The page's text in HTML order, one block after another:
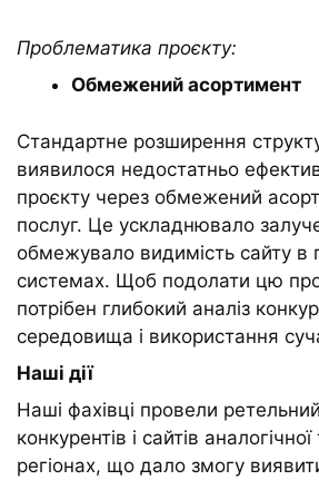
Проблематика проєкту:
Обмежений асортимент
Стандартне розширення
виявилося недостатньо
проєкту через обмежений
послуг. Це ускладнювало
обмежувало видимість сайту в
системах. Щоб подолати цю
потрібен глибокий аналіз
середовища і використання
Наші дії
Наші фахівці провели
конкурентів і сайтів
регіонах, що дало змогу